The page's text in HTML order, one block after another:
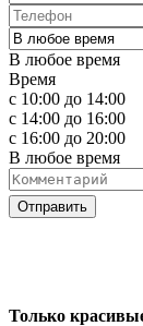
В любое время
Время
с 10:00 до 14:00
с 14:00 до 16:00
с 16:00 до 20:00
В любое время
Отправить
Только